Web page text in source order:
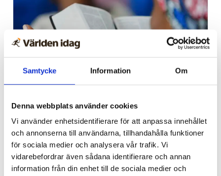
Samtycke Information Om
Denna webbplats använder cookies
Vi använder enhetsidentifierare för att anpassa innehållet
och annonserna till användarna, tillhandahålla funktioner
för sociala medier och analysera vår trafik. Vi
vidarebefordrar även sådana identifierare och annan
information från din enhet till de sociala medier och
slå världs­rekord – läste
Bibeln i 144 timmar